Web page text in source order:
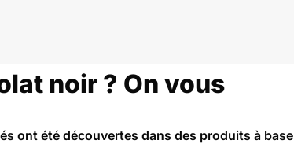
noir ? On vous
ont été découvertes dans des produits à base